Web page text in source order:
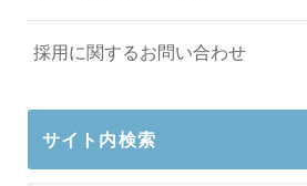
採用に関するお問い合わせ
サイト内検索